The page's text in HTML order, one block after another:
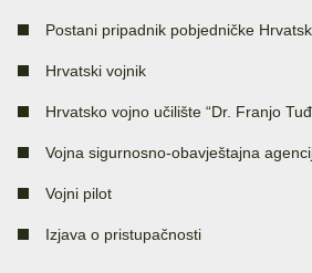
Postani pripadnik pobjedničke
Hrvatski vojnik
Hrvatsko vojno učilište “Dr. Franjo
Vojna sigurnosno-obavještajna
Vojni pilot
Izjava o pristupačnosti